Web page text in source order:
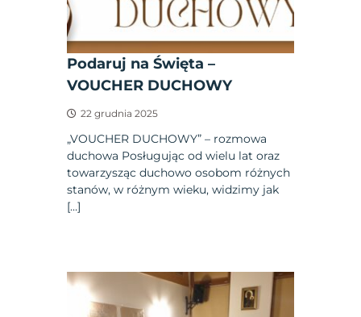
Podaruj na Święta –
VOUCHER DUCHOWY
22 grudnia 2025
„VOUCHER DUCHOWY” – rozmowa
duchowa Posługując od wielu lat oraz
towarzysząc duchowo osobom różnych
stanów, w różnym wieku, widzimy jak
[…]